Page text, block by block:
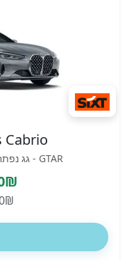
Cabrio
GTAR - גג נפתח גודל מלא עלית אוטומט